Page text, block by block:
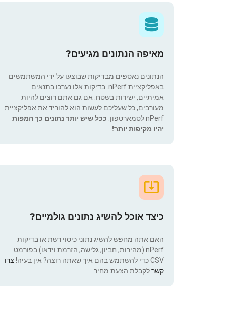
מאיפה הנתונים מגיעים?
הנתונים נאספים מבדיקות שבוצעו על ידי המשתמשים
באפליקציית nPerf. בדיקות אלו נערכו בתנאים
אמיתיים, ישירות בשטח. אם גם אתם רוצים להיות
מעורבים, כל שעליכם לעשות הוא להוריד את אפליקציית
nPerf לסמארטפון.
ככל שיש יותר נתונים כך המפות
יהיו מקיפות יותר!
כיצד אוכל להשיג נתונים גולמיים?
האם אתה מחפש להשיג נתוני כיסוי רשת או בדיקות
nPerf (מהירות, חביון, גלישה, הזרמת וידאו) בפורמט
CSV כדי להשתמש בהם איך שאתה רוצה? אין בעיה!
צרו
קשרלקבלת הצעת מחיר.